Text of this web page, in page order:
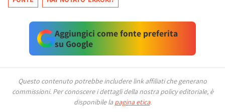
Aggiungici come fonte preferita
su Google
Questo contenuto potrebbe includere link affiliati che generano
commissioni. Per conoscere i dettagli della nostra policy editoriale, è
disponibile la pagina etica.